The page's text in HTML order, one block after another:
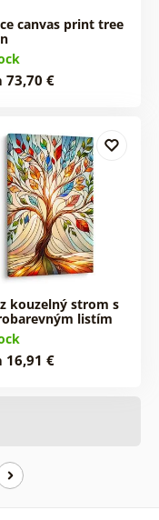
canvas print tree
73,70 €
kouzelný strom s
listím
16,91 €